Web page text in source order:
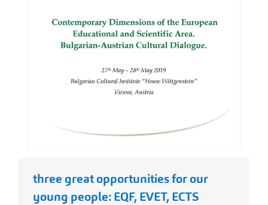
three great opportunities for our
young people: EQF, EVET, ECTS